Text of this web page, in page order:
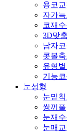
용코
자가
코재
3D맞
남자
콧볼
유형
기능
눈성형
눈밑
쌍꺼풀
눈재
눈매교